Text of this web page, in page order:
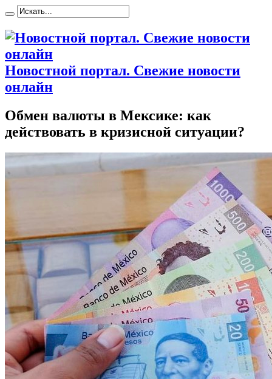
Новостной портал. Свежие новости
онлайн
Обмен валюты в Мексике: как
действовать в кризисной ситуации?